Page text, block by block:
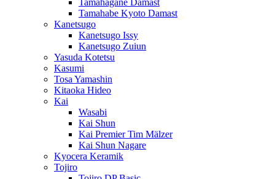
Tamahagane Damast
Tamahabe Kyoto Damast
Kanetsugo
Kanetsugo Issy
Kanetsugo Zuiun
Yasuda Kotetsu
Kasumi
Tosa Yamashin
Kitaoka Hideo
Kai
Wasabi
Kai Shun
Kai Premier Tim Mälzer
Kai Shun Nagare
Kyocera Keramik
Tojiro